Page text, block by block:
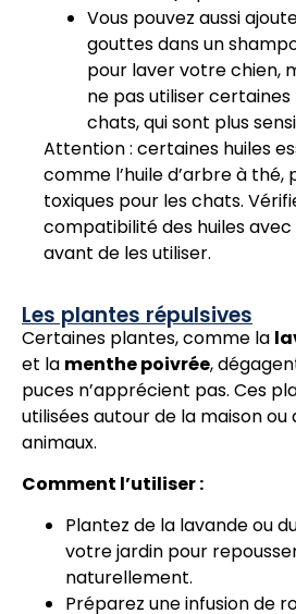
Vous pouvez aussi
gouttes dans un
pour laver votre chien,
ne pas utiliser certaines
chats, qui sont plus
Attention : certaines huiles
comme l’huile d’arbre à
toxiques pour les chats.
compatibilité des huiles avec
avant de les utiliser.
Les plantes répulsives
Certaines plantes, comme la
et la menthe poivrée,
puces n’apprécient pas. Ces
utilisées autour de la maison
animaux.
Comment l’utiliser :
Plantez de la lavande ou
votre jardin pour
naturellement.
Préparez une infusion de